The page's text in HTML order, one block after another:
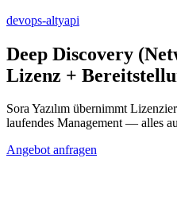
devops-altyapi
Deep Discovery
Lizenz +
Sora Yazılım übernimmt
laufendes Management — alles
Angebot anfragen